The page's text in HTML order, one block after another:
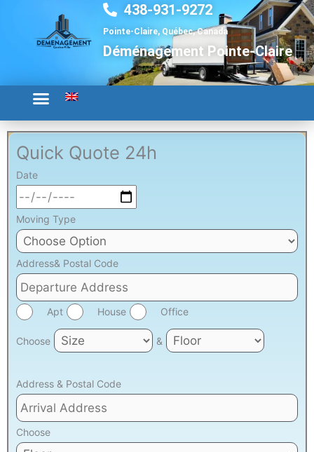
contenu
438-931-9272
Pointe-Claire, Québec, Canada
Déménagement Pointe-Claire
Quick Quote 24h
Date
Moving Type
Address& Postal Code
Apt House Office
Choose &
Address & Postal Code
Choose